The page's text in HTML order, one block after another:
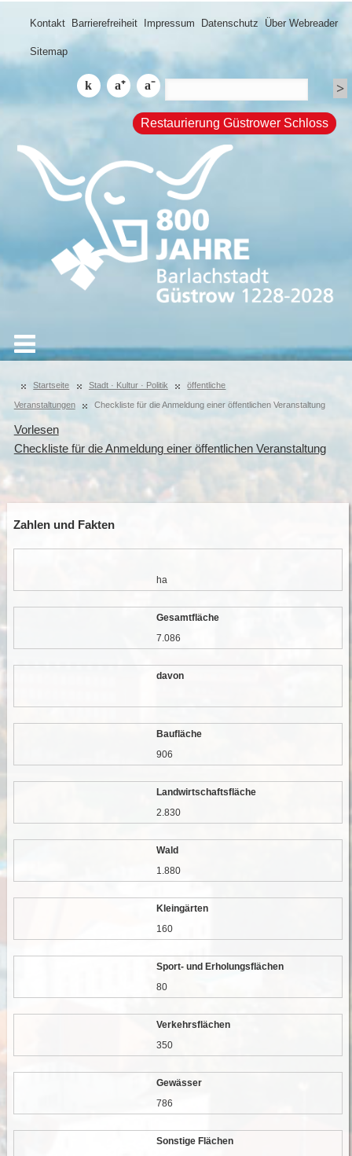
Kontakt Barrierefreiheit Impressum Datenschutz Über Webreader
Sitemap
Restaurierung Güstrower Schloss
Startseite Stadt · Kultur · Politik öffentliche
Veranstaltungen Checkliste für die Anmeldung einer öffentlichen Veranstaltung
Vorlesen
Checkliste für die Anmeldung einer öffentlichen Veranstaltung
Zahlen und Fakten
ha
Gesamtfläche
7.086
davon
Baufläche
906
Landwirtschaftsfläche
2.830
Wald
1.880
Kleingärten
160
Sport- und Erholungsflächen
80
Verkehrsflächen
350
Gewässer
786
Sonstige Flächen